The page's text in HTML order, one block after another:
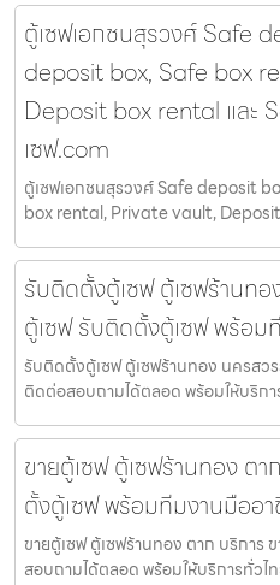
ตู้เซฟเอกชนสุรวงศ์ Safe
deposit box, Safe box
Deposit box rental และ
เซฟ.com
ตู้เซฟเอกชนสุรวงศ์ Safe deposit
box rental, Private vault,
รับติดตั้งตู้เซฟ ตู้เซฟร้านท
ตู้เซฟ รับติดตั้งตู้เซฟ พร้อม
รับติดตั้งตู้เซฟ ตู้เซฟร้านทอง นครสว
ติดต่อสอบถามได้ตลอด พร้อมให้บริกา
ขายตู้เซฟ ตู้เซฟร้านทอง ต
ตั้งตู้เซฟ พร้อมทีมงานมืออ
ขายตู้เซฟ ตู้เซฟร้านทอง ตาก บริการ
สอบถามได้ตลอด พร้อมให้บริการทั่วไ